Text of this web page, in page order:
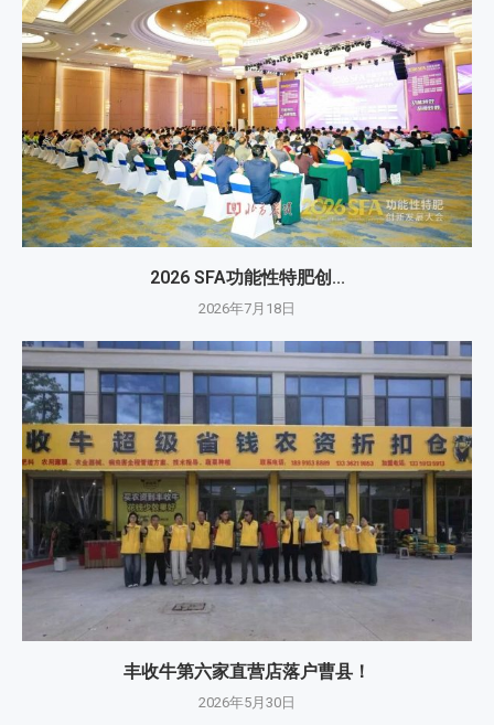
2026 SFA功能性特肥创...
2026年7月18日
丰收牛第六家直营店落户曹县！
2026年5月30日